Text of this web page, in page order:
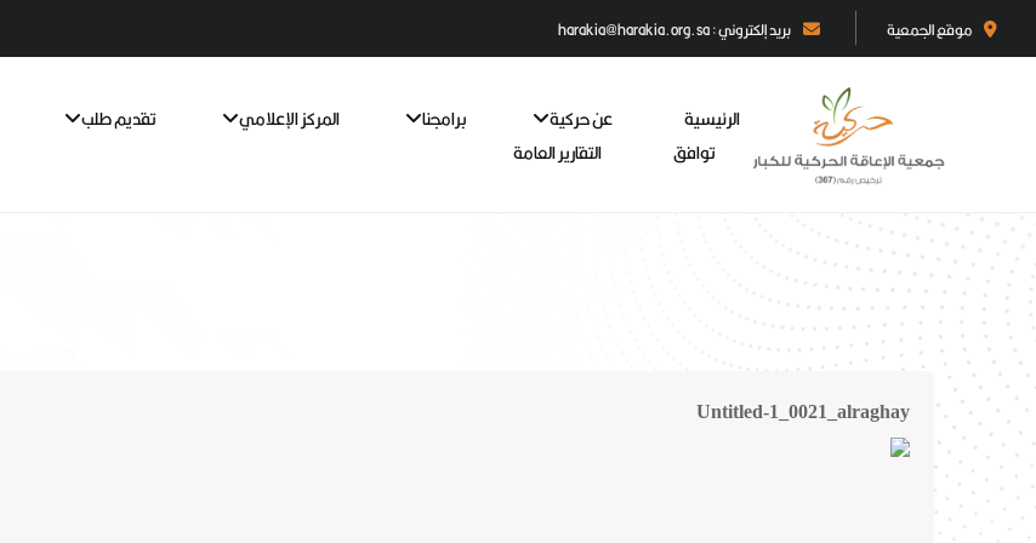
موقع الجمعية بريد إلكتروني : harakia@harakia.org.sa
الرئيسية عن حركية برامجنا المركز الإعلامي تقديم طلب
توافق
التقارير العامة
Untitled-1_0021_alraghay